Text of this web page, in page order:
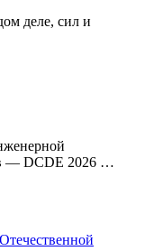
деле, сил и
— DCDE 2026 …